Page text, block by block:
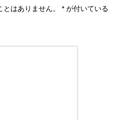
はありません。 * が付いている